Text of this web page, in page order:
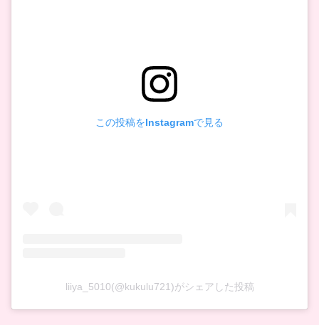
この投稿をInstagramで見る
liiya_5010(@kukulu721)がシェアした投稿